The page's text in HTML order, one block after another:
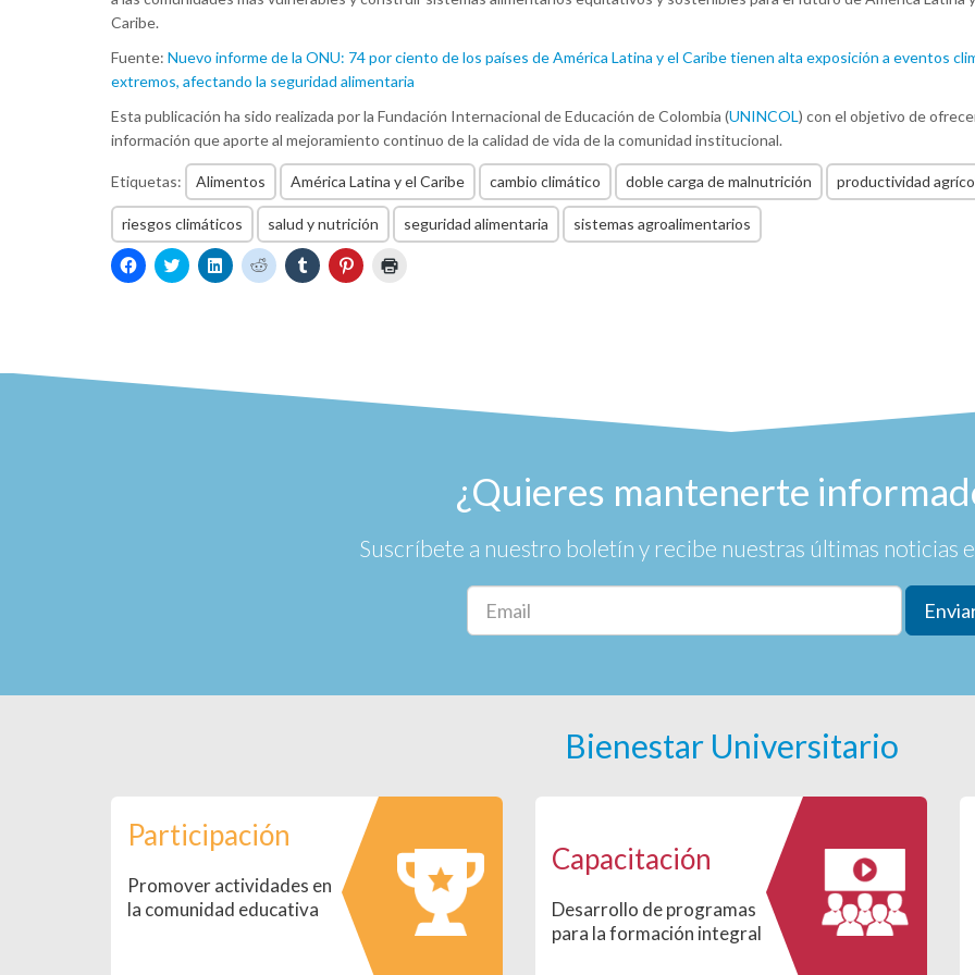
Caribe.
Fuente: Nuevo informe de la ONU: 74 por ciento de los países de América Latina y el Caribe tienen alta exposición a eventos
extremos, afectando la seguridad alimentaria
Esta publicación ha sido realizada por la Fundación Internacional de Educación de Colombia (UNINCOL) con el objetivo de
información que aporte al mejoramiento continuo de la calidad de vida de la comunidad institucional.
Etiquetas: Alimentos América Latina y el Caribe cambio climático doble carga de malnutrición productividad
riesgos climáticos salud y nutrición seguridad alimentaria sistemas agroalimentarios
Haz
clic
una
Haz
clic
una
Haz
clic
una
Haz
clic
una
ventana
Haz
clic
ventana
Haz
clic
ventana
¿Quieres mantenerte
Suscríbete a nuestro boletín y recibe nuestras últimas noticias
Bienestar Universitario
Participación
Promover actividades en
la comunidad educativa
Capacitación
Desarrollo de programas
para la formación integral